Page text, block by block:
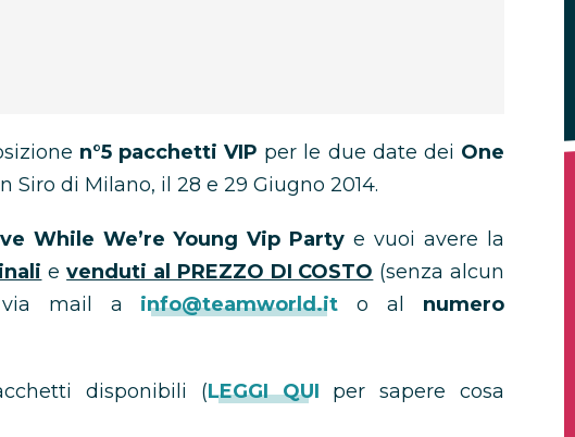
n°5 pacchetti VIP per le due date dei One
Siro di Milano, il 28 e 29 Giugno 2014.
While We’re Young Vip Party e vuoi avere la
evenduti al PREZZO DI COSTO (senza alcun
via mail a info@teamworld.it o al numero
disponibili (LEGGI QUI per sapere cosa